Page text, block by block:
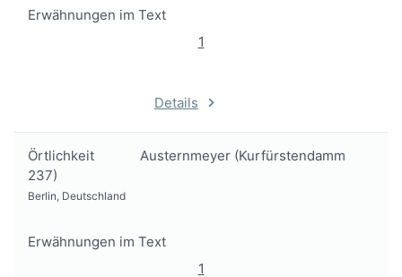
Erwähnungen im Text
1
Details
Örtlichkeit
Austernmeyer (Kurfürstendamm
237)
Berlin, Deutschland
Erwähnungen im Text
1